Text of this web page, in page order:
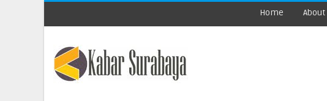
Home About